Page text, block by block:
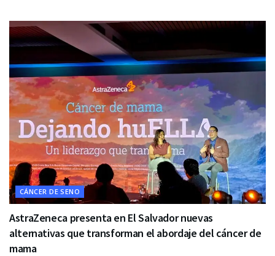
CÁNCER DE SENO
AstraZeneca presenta en El Salvador nuevas
alternativas que transforman el abordaje del cáncer de
mama